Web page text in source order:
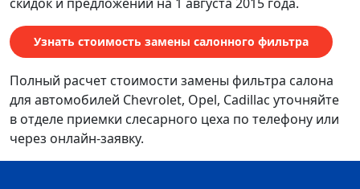
Узнать стоимость замены салонного фильтра
Полный расчет стоимости замены фильтра салона
для автомобилей Chevrolet, Opel, Cadillac уточняйте
в отделе приемки слесарного цеха по телефону или
через онлайн-заявку.